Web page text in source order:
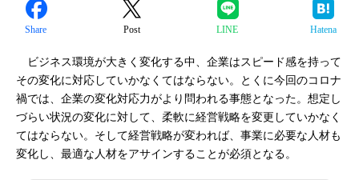
Share Post LINE Hatena
ビジネス環境が大きく変化する中、企業はスピード感を持って
その変化に対応していかなくてはならない。とくに今回のコロナ
禍では、企業の変化対応力がより問われる事態となった。想定し
づらい状況の変化に対して、柔軟に経営戦略を変更していかなく
てはならない。そして経営戦略が変われば、事業に必要な人材も
変化し、最適な人材をアサインすることが必須となる。